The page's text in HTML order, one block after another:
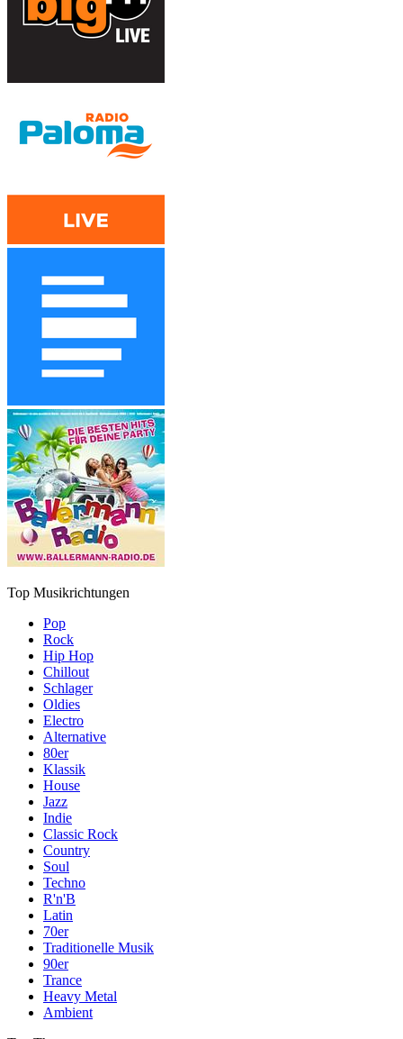
Top Musikrichtungen
Pop
Rock
Hip Hop
Chillout
Schlager
Oldies
Electro
Alternative
80er
Klassik
House
Jazz
Indie
Classic Rock
Country
Soul
Techno
R'n'B
Latin
70er
Traditionelle Musik
90er
Trance
Heavy Metal
Ambient